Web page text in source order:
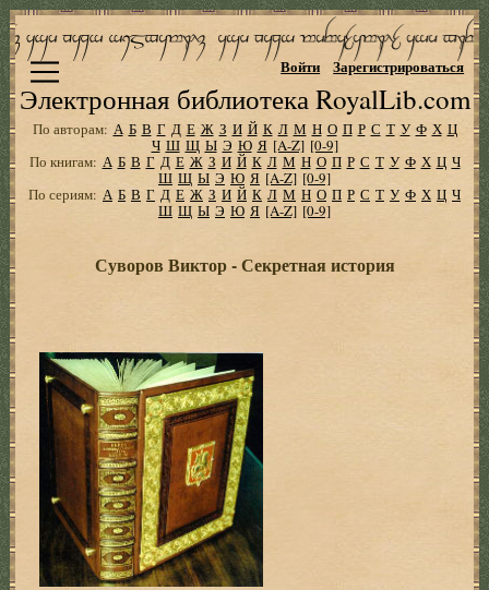
Электронная библиотека RoyalLib.com
Войти Зарегистрироваться
По авторам: А Б В Г Д Е Ж З И Й К Л М Н О П Р С Т У Ф Х Ц
Ч Ш Щ Ы Э Ю Я [A-Z] [0-9]
По книгам: А Б В Г Д Е Ж З И Й К Л М Н О П Р С Т У Ф Х Ц Ч
Ш Щ Ы Э Ю Я [A-Z] [0-9]
По сериям: А Б В Г Д Е Ж З И Й К Л М Н О П Р С Т У Ф Х Ц Ч
Ш Щ Ы Э Ю Я [A-Z] [0-9]
Суворов Виктор - Секретная история